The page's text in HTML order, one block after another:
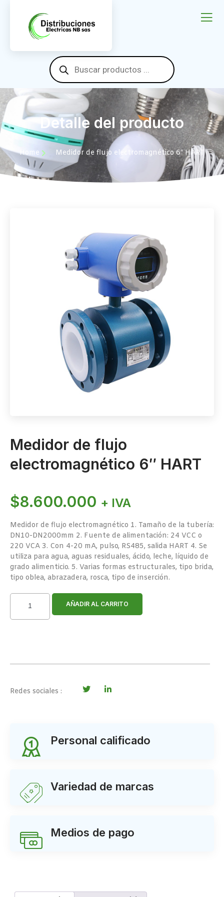
Detalle del producto
Home Medidor de flujo electromagnético 6″ HART
Medidor de flujo
electromagnético 6″ HART
$8.600.000 + IVA
Medidor de flujo electromagnético 1. Tamaño de la tubería:
DN10-DN2000mm 2. Fuente de alimentación: 24 VCC o
220 VCA 3. Con 4-20 mA, pulso, RS485, salida HART 4. Se
utiliza para agua, aguas residuales, ácido, leche, líquido de
grado alimenticio. 5. Varias formas estructurales, tipo brida,
tipo oblea, abrazadera, rosca, tipo de inserción.
AÑADIR AL CARRITO
Redes sociales :
Personal calificado
Variedad de marcas
Medios de pago